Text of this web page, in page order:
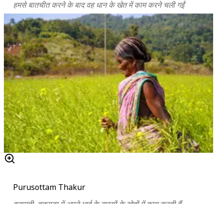
हमसे बातचीत करने के बाद वह धान के खेत में काम करने चली गईं
Purusottam Thakur